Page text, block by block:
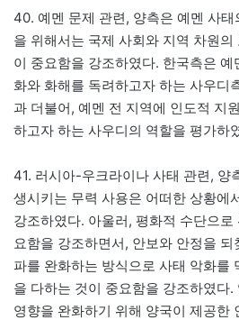
40. 예멘 문제 관련, 양측은 예멘 사
을 위해서는 국제 사회와 지역 차원
이 중요함을 강조하였다. 한국측은
화와 화해를 독려하고자 하는 사우디
과 더불어, 예멘 전 지역에 인도적 지
하고자 하는 사우디의 역할을 평가하
41. 러시아-우크라이나 사태 관련, 양
생시키는 무력 사용은 어떠한 상황에
강조하였다. 아울러, 평화적 수단으
요함을 강조하면서, 안보와 안정을
파를 완화하는 방식으로 사태 악화를
을 다하는 것이 중요함을 강조하였다
영향을 완화하기 위해 양국이 제공한